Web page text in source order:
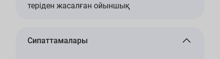
теріден жасалған ойыншық
Сипаттамалары